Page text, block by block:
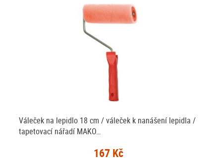
Váleček na lepidlo 18 cm / váleček k nanášení lepidla /
tapetovací nářadí MAKO…
167 Kč